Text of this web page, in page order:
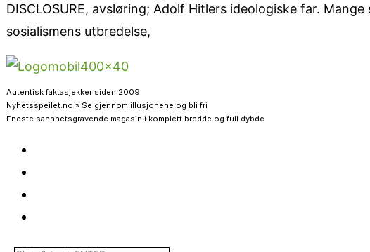
DISCLOSURE, avsløring; Adolf Hitlers ideologiske far.
sosialismens utbredelse,
Autentisk faktasjekker siden 2009
Nyhetsspeilet.no » Se gjennom illusjonene og bli fri
Eneste sannhetsgravende magasin i komplett bredde og full dybde